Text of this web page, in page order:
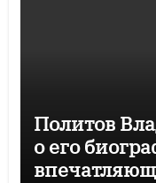
Политов
о его